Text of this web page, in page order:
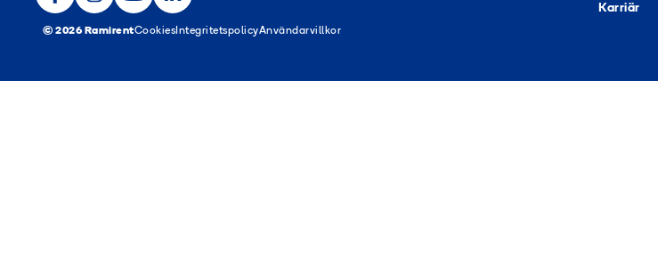
Karriär
© 2026 RamirentCookies IntegritetspolicyAnvändarvillkor